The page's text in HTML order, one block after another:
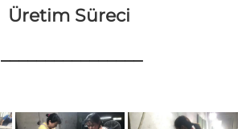
Üretim Süreci
________________